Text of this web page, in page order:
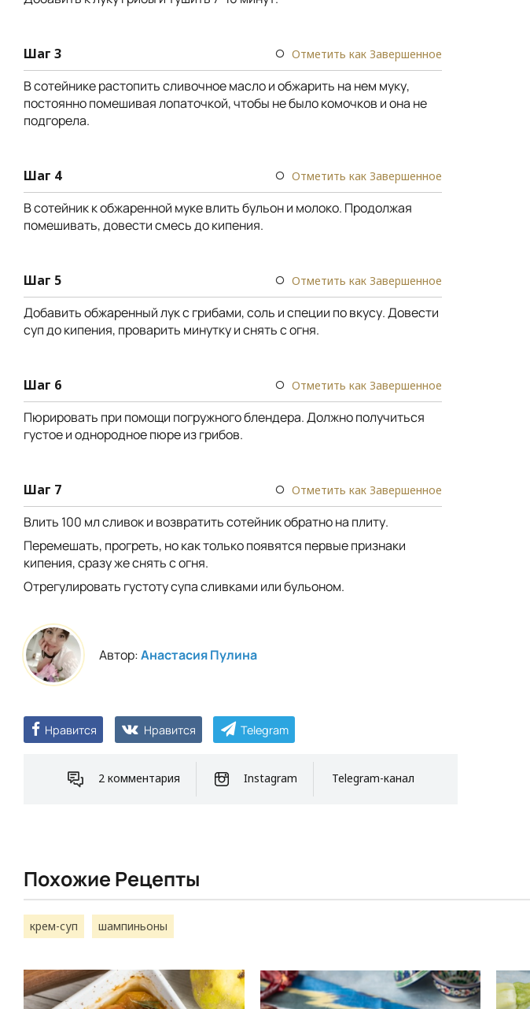
Шаг 3 Отметить как Завершенное
В сотейнике растопить сливочное масло и обжарить на нем муку,
постоянно помешивая лопаточкой, чтобы не было комочков и она не
подгорела.
Шаг 4 Отметить как Завершенное
В сотейник к обжаренной муке влить бульон и молоко. Продолжая
помешивать, довести смесь до кипения.
Шаг 5 Отметить как Завершенное
Добавить обжаренный лук с грибами, соль и специи по вкусу. Довести
суп до кипения, проварить минутку и снять с огня.
Шаг 6 Отметить как Завершенное
Пюрировать при помощи погружного блендера. Должно получиться
густое и однородное пюре из грибов.
Шаг 7 Отметить как Завершенное
Влить 100 мл сливок и возвратить сотейник обратно на плиту.
Перемешать, прогреть, но как только появятся первые признаки
кипения, сразу же снять с огня.
Отрегулировать густоту супа сливками или бульоном.
Автор:Анастасия Пулина
Нравится Нравится Telegram
2 комментария Instagram Telegram-канал
Похожие Рецепты
крем-суп шампиньоны